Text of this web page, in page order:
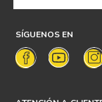
SÍGUENOS EN